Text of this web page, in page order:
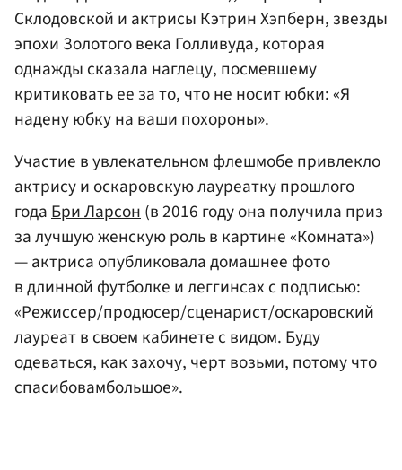
Склодовской и актрисы Кэтрин Хэпберн, звезды
эпохи Золотого века Голливуда, которая
однажды сказала наглецу, посмевшему
критиковать ее за то, что не носит юбки: «Я
надену юбку на ваши похороны».
Участие в увлекательном флешмобе привлекло
актрису и оскаровскую лауреатку прошлого
годаБри Ларсон(в 2016 году она получила приз
за лучшую женскую роль в картине «Комната»)
— актриса опубликовала домашнее фото
в длинной футболке и леггинсах с подписью:
«Режиссер/продюсер/сценарист/оскаровский
лауреат в своем кабинете с видом. Буду
одеваться, как захочу, черт возьми, потому что
спасибовамбольшое».